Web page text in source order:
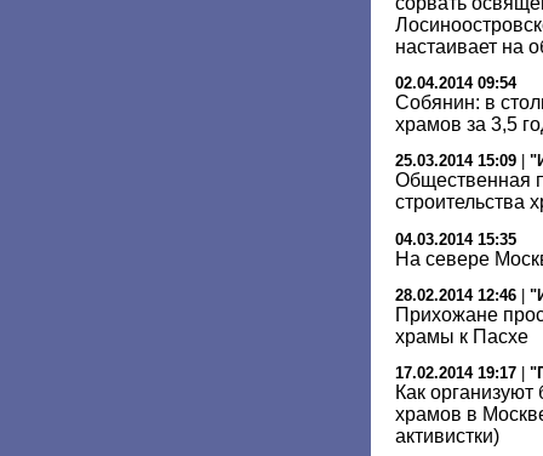
настаивает на
02.04.2014 09:54
Собянин: в
храмов за 3,5
25.03.2014 15:09
Общественная
строительства
04.03.2014 15:35
На севере
28.02.2014 12:46
Прихожане
храмы к Пасхе
17.02.2014 19:17
Как организуют
храмов в
активистки)